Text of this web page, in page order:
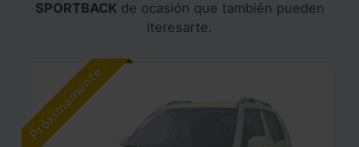
SPORTBACKde ocasión que también pueden
iteresarte.